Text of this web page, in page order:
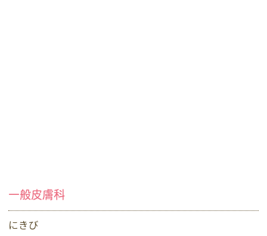
一般皮膚科
にきび